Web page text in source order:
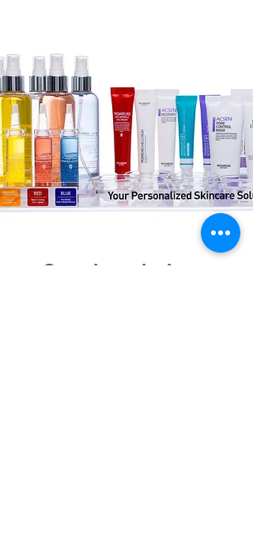
Cresciamo insieme